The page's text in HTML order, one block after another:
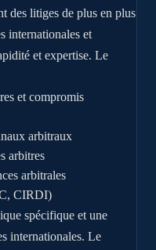
des litiges de plus en plus
internationales et
et expertise. Le
et compromis
arbitraux
arbitres
arbitrales
CIRDI)
spécifique et une
internationales. Le